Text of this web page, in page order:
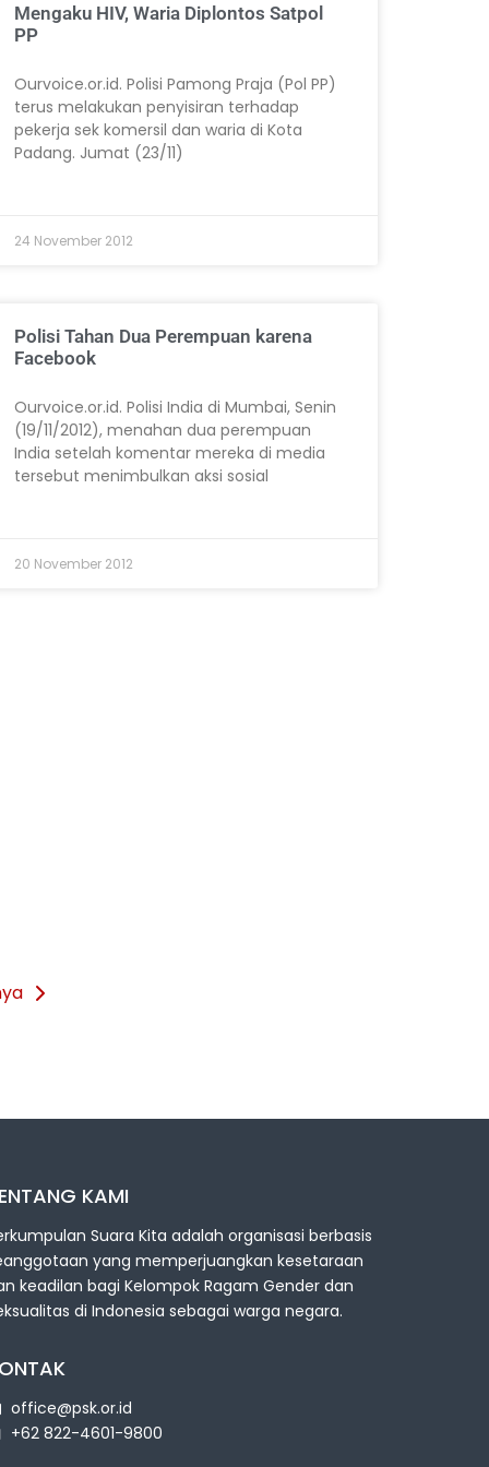
Mengaku HIV, Waria Diplontos Satpol
PP
Ourvoice.or.id. Polisi Pamong Praja (Pol PP)
terus melakukan penyisiran terhadap
pekerja sek komersil dan waria di Kota
Padang. Jumat (23/11)
24 November 2012
Polisi Tahan Dua Perempuan karena
Facebook
Ourvoice.or.id. Polisi India di Mumbai, Senin
(19/11/2012), menahan dua perempuan
India setelah komentar mereka di media
tersebut menimbulkan aksi sosial
20 November 2012
KAMI
Suara Kita adalah organisasi berbasis
yang memperjuangkan kesetaraan
keadilan bagi Kelompok Ragam Gender dan
di Indonesia sebagai warga negara.
office@psk.or.id
+62 822-4601-9800